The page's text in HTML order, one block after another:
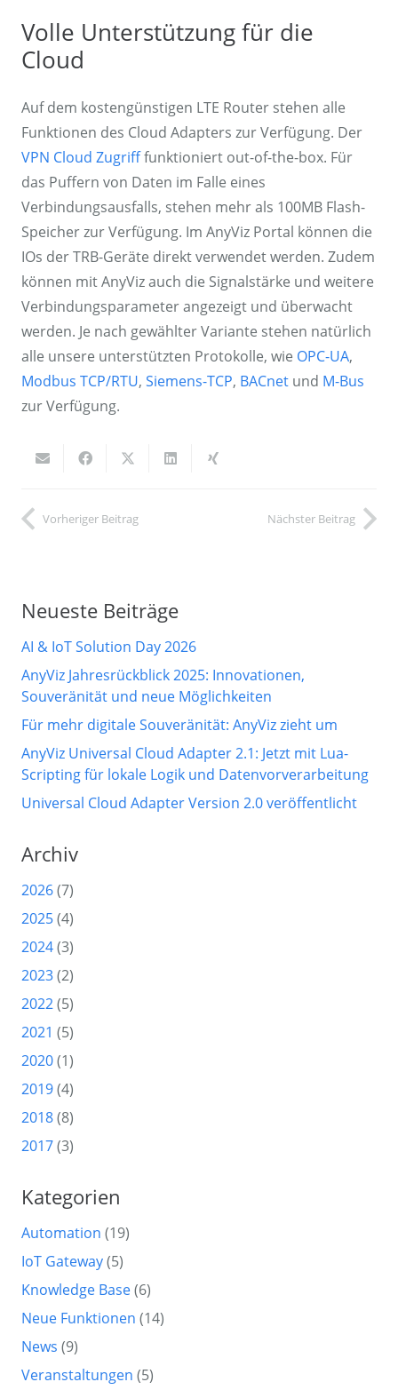
Volle Unterstützung für die
Cloud
Auf dem kostengünstigen LTE Router stehen alle
Funktionen des Cloud Adapters zur Verfügung. Der
VPN Cloud Zugrifffunktioniert out-of-the-box. Für
das Puffern von Daten im Falle eines
Verbindungsausfalls, stehen mehr als 100MB Flash-
Speicher zur Verfügung. Im AnyViz Portal können die
IOs der TRB-Geräte direkt verwendet werden. Zudem
können mit AnyViz auch die Signalstärke und weitere
Verbindungsparameter angezeigt und überwacht
werden. Je nach gewählter Variante stehen natürlich
alle unsere unterstützten Protokolle, wie OPC-UA,
Modbus TCP/RTU, Siemens-TCP, BACnet und M-Bus
zur Verfügung.
Vorheriger Beitrag Nächster Beitrag
Neueste Beiträge
AI & IoT Solution Day 2026
AnyViz Jahresrückblick 2025: Innovationen,
Souveränität und neue Möglichkeiten
Für mehr digitale Souveränität: AnyViz zieht um
AnyViz Universal Cloud Adapter 2.1: Jetzt mit Lua-
Scripting für lokale Logik und Datenvorverarbeitung
Universal Cloud Adapter Version 2.0 veröffentlicht
Archiv
2026(7)
2025(4)
2024(3)
2023(2)
2022(5)
2021 (5)
2020(1)
2019(4)
2018(8)
2017(3)
Kategorien
Automation (19)
IoT Gateway(5)
Knowledge Base(6)
Neue Funktionen (14)
News (9)
Veranstaltungen (5)